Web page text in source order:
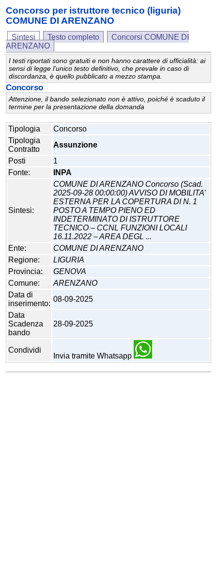
Concorso per istruttore tecnico (liguria)
COMUNE DI ARENZANO
Sintesi Testo completo
Concorsi COMUNE DI
ARENZANO
I testi riportati sono gratuiti e non hanno carattere di ufficialità: ai
sensi di legge l'unico testo definitivo, che prevale in caso di
discordanza, è quello pubblicato a mezzo stampa.
Concorso
Attenzione, il bando selezionato non è attivo, poiché è scaduto il
termine per la presentazione della domanda
Tipologia
Concorso
Tipologia
Contratto
Assunzione
Posti
1
Fonte:
INPA
Sintesi:
COMUNE DI ARENZANO Concorso (Scad.
2025-09-28 00:00:00) AVVISO DI MOBILITA’
ESTERNA PER LA COPERTURA DI N. 1
POSTO A TEMPO PIENO ED
INDETERMINATO DI ISTRUTTORE
TECNICO – CCNL FUNZIONI LOCALI
16.11.2022 – AREA DEGL ...
Ente:
COMUNE DI ARENZANO
Regione:
LIGURIA
Provincia:
GENOVA
Comune:
ARENZANO
Data di
inserimento:
08-09-2025
Data
Scadenza
bando
28-09-2025
Condividi
Invia tramite Whatsapp